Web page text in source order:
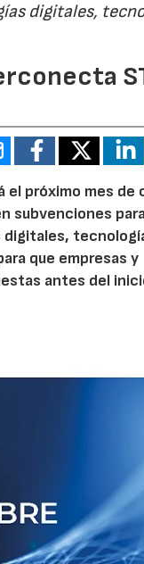
digitales,
el próximo mes de
subvenciones
que empresas y
antes del